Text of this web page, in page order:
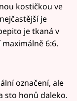
kostičkou ve
je
je tkaná v
6:6.
označení, ale
sto honů daleko.